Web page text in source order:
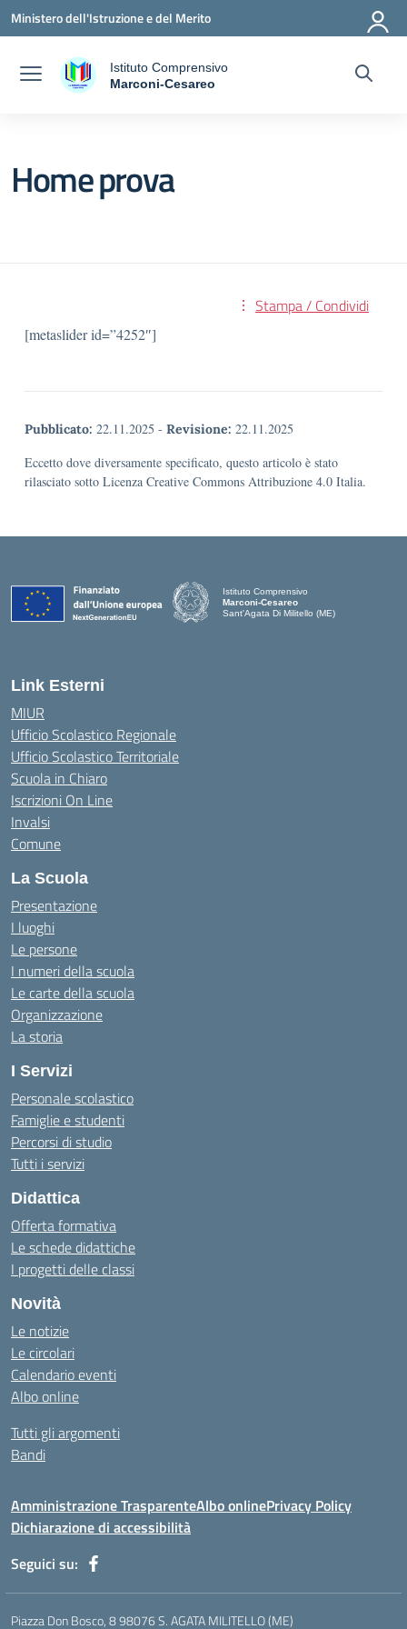
Vai ai contenuti
Vai al menu di navigazione
Vai al footer
Ministero dell'Istruzione e del Merito
Istituto Comprensivo
Marconi-Cesareo
Home prova
Stampa / Condividi
[metaslider id=”4252″]
Pubblicato: 22.11.2025 - Revisione: 22.11.2025
Eccetto dove diversamente specificato, questo articolo è stato
rilasciato sotto Licenza Creative Commons Attribuzione 4.0 Italia.
Istituto Comprensivo
Marconi-Cesareo
Sant'Agata Di Militello (ME)
Link Esterni
MIUR
Ufficio Scolastico Regionale
Ufficio Scolastico Territoriale
Scuola in Chiaro
Iscrizioni On Line
Invalsi
Comune
La Scuola
Presentazione
I luoghi
Le persone
I numeri della scuola
Le carte della scuola
Organizzazione
La storia
I Servizi
Personale scolastico
Famiglie e studenti
Percorsi di studio
Tutti i servizi
Didattica
Offerta formativa
Le schede didattiche
I progetti delle classi
Novità
Le notizie
Le circolari
Calendario eventi
Albo online
Tutti gli argomenti
Bandi
Amministrazione TrasparenteAlbo onlinePrivacy Policy
Dichiarazione di accessibilità
Seguici su:
Piazza Don Bosco, 8 98076 S. AGATA MILITELLO (ME)